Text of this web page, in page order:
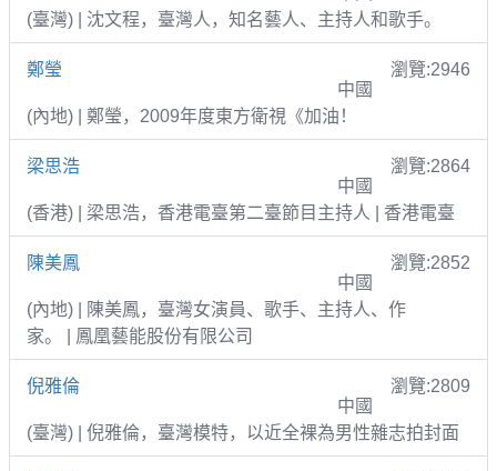
(臺灣) | 沈文程，臺灣人，知名藝人、主持人和歌手。
鄭瑩
瀏覽:2946
中國
(內地) | 鄭瑩，2009年度東方衛視《加油！
梁思浩
瀏覽:2864
中國
(香港) | 梁思浩，香港電臺第二臺節目主持人 | 香港電臺
陳美鳳
瀏覽:2852
中國
(內地) | 陳美鳳，臺灣女演員、歌手、主持人、作
家。 | 鳳凰藝能股份有限公司
倪雅倫
瀏覽:2809
中國
(臺灣) | 倪雅倫，臺灣模特，以近全裸為男性雜志拍封面